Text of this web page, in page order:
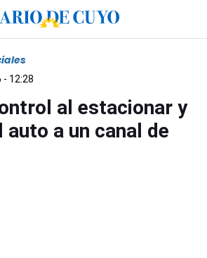
- 12:28
al estacionar y
auto a un canal de